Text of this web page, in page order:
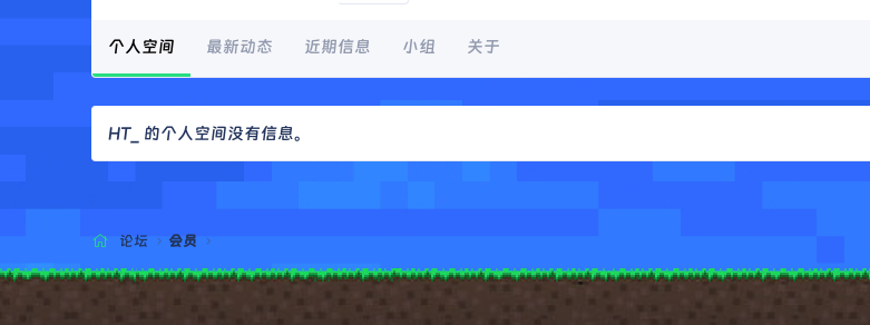
个人空间 最新动态 近期信息 小组 关于
HT_ 的个人空间没有信息。
论坛 会员